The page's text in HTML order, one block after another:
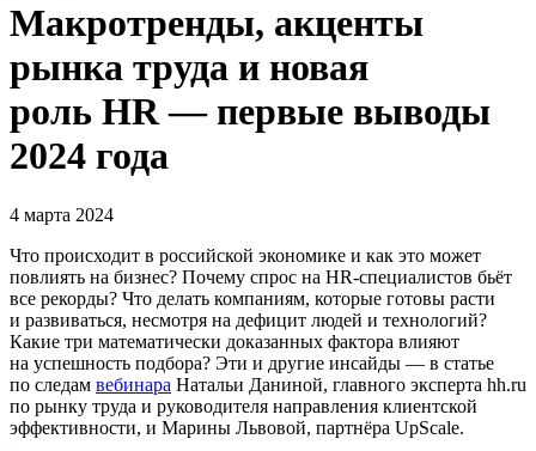
Макротренды, акценты
рынка труда и новая
роль HR — первые выводы
2024 года
4 марта 2024
Что происходит в российской экономике и как это может
повлиять на бизнес? Почему спрос на HR-специалистов бьёт
все рекорды? Что делать компаниям, которые готовы расти
и развиваться, несмотря на дефицит людей и технологий?
Какие три математически доказанных фактора влияют
на успешность подбора? Эти и другие инсайды — в статье
по следам вебинара Натальи Даниной, главного эксперта hh.ru
по рынку труда и руководителя направления клиентской
эффективности, и Марины Львовой, партнёра UpScale.